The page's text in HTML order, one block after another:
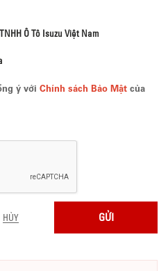
Ô Tô Isuzu Việt Nam
ý với Chính sách Bảo Mật của
HỦY